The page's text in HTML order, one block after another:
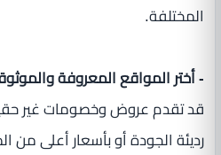
المختلفة.
- أختر المواقع المعروفة
قد تقدم عروض وخصومات غير
رديئة الجودة أو بأسعار أعلى من